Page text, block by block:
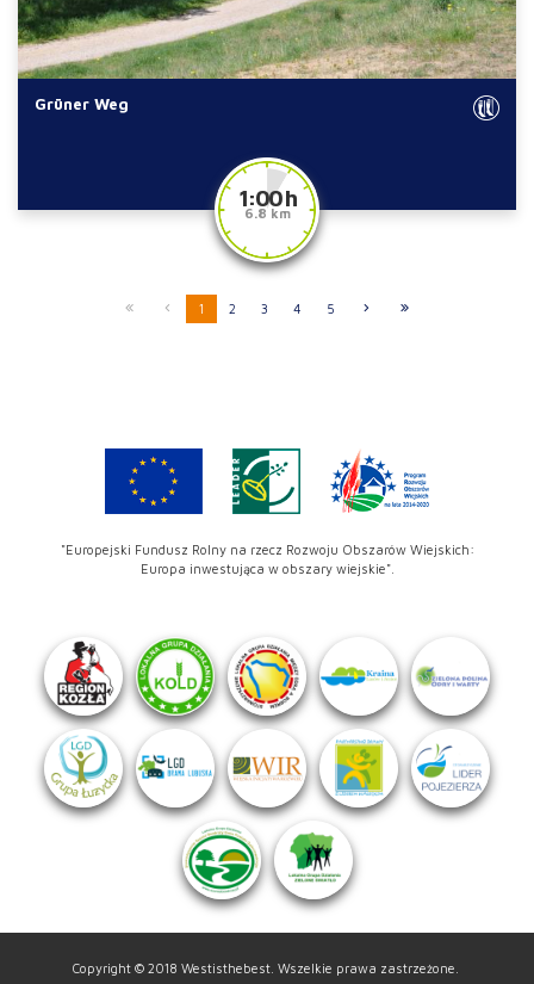
Grüner Weg
1:00 h
6.8 km
1 2 3 4 5
"Europejski Fundusz Rolny na rzecz Rozwoju Obszarów Wiejskich:
Europa inwestująca w obszary wiejskie".
Copyright © 2018 Westisthebest. Wszelkie prawa zastrzeżone.